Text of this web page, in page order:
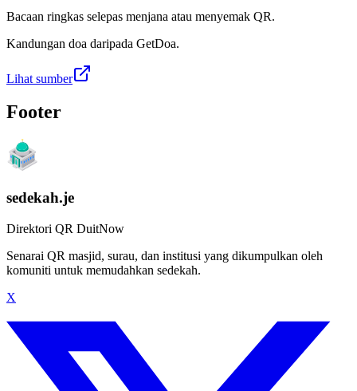
Bacaan ringkas selepas menjana atau menyemak QR.
Kandungan doa daripada GetDoa.
Lihat sumber
Footer
sedekah.je
Direktori QR DuitNow
Senarai QR masjid, surau, dan institusi yang dikumpulkan oleh
komuniti untuk memudahkan sedekah.
X